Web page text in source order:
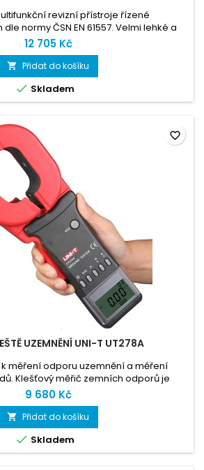
revizní přístroje řízené
normy ČSN EN 61557. Velmi lehké a
odolný proti jak mechanickému, tak i
Při jeho konstrukci byly využity
předchozích verzí.
12 705 Kč
 Přidat do košíku
 Skladem
UZEMNĚNÍ UNI-T UT278A
měření odporu uzemnění a měření
Klešťový měřič zemních odporů je
není možné použít klasickou metodu
Klešťový měřič uzemnění není možné
hromosvodů! Jedná se spolehlivý
výrobce s nejlepším poměrem cena /
výkon na trhu. Přístroj...
9 680 Kč
 Přidat do košíku
 Skladem
favorite_border